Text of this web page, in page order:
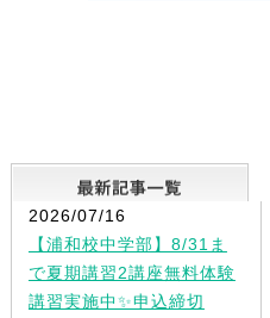
2026/07/16
【浦和校中学部】8/31ま
で夏期講習2講座無料体験
講習実施中✨申込締切